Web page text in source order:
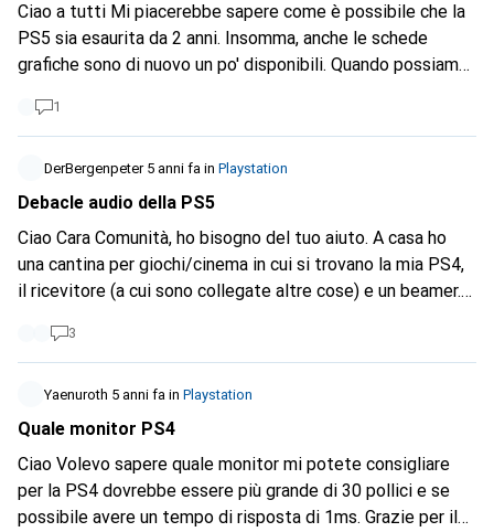
Ciao a tutti Mi piacerebbe sapere come è possibile che la
PS5 sia esaurita da 2 anni. Insomma, anche le schede
grafiche sono di nuovo un po' disponibili. Quando possiamo
1
DerBergenpeter 5 anni fa in Playstation
Debacle audio della PS5
Ciao Cara Comunità, ho bisogno del tuo aiuto. A casa ho
una cantina per giochi/cinema in cui si trovano la mia PS4,
il ricevitore (a cui sono collegate altre cose) e un beamer.
per ridurre la latenza, perché è molto evidente tramite il
ricevitore AV (forse conosci il problema). Ho poi collegato
la PS4 al ricevitore con un cavo audio digitale (Toslink
ottico). Una combinazione perfetta, finora tutto bene. Ma
sorpresa non ha più un'uscita audio ottica toslink. Non
voglio far passare il PS5 attraverso il ricevitore, ma non so
3
Yaenuroth 5 anni fa in Playstation
Quale monitor PS4
Ciao Volevo sapere quale monitor mi potete consigliare
per la PS4 dovrebbe essere più grande di 30 pollici e se
possibile avere un tempo di risposta di 1ms. Grazie per il